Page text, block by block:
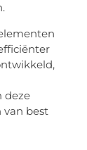
deze
best